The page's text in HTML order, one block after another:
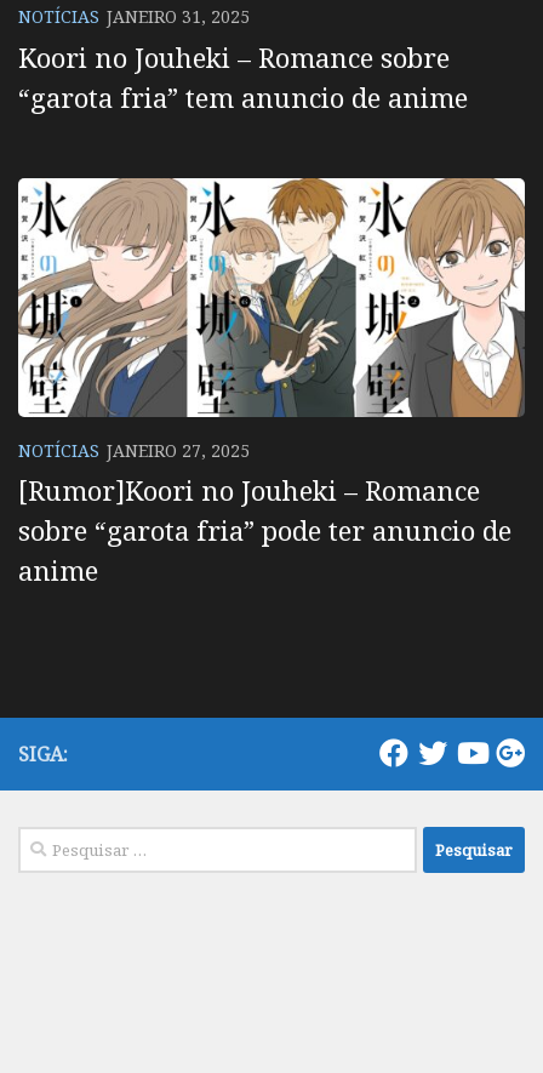
NOTÍCIAS JANEIRO 31, 2025
Koori no Jouheki – Romance sobre
“garota fria” tem anuncio de anime
NOTÍCIAS JANEIRO 27, 2025
[Rumor]Koori no Jouheki – Romance
sobre “garota fria” pode ter anuncio de
anime
SIGA:
Pesquisar
por: